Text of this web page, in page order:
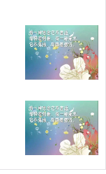
怪事：有一部分
怎么丢失的，但
像本来有两条线
和时间并列平
寄信的时候邮局
到轮船起航，他们
诺，也没有渎